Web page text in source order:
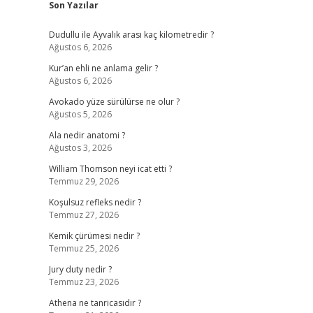
Son Yazılar
Dudullu ile Ayvalık arası kaç kilometredir ?
Ağustos 6, 2026
Kur’an ehli ne anlama gelir ?
Ağustos 6, 2026
Avokado yüze sürülürse ne olur ?
Ağustos 5, 2026
Ala nedir anatomi ?
Ağustos 3, 2026
William Thomson neyi icat etti ?
Temmuz 29, 2026
Koşulsuz refleks nedir ?
Temmuz 27, 2026
Kemik çürümesi nedir ?
Temmuz 25, 2026
Jury duty nedir ?
Temmuz 23, 2026
Athena ne tanricasıdır ?